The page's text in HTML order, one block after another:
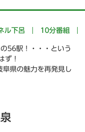
ル下呂 10分番組
56駅！・・・という
ず！
阜県の魅力を再発見し